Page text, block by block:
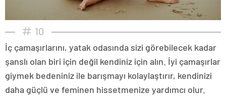
10
İç çamaşırlarını, yatak odasında sizi görebilecek kadar
şanslı olan biri için değil kendiniz için alın. İyi çamaşırlar
giymek bedeniniz ile barışmayı kolaylaştırır, kendinizi
daha güçlü ve feminen hissetmenize yardımcı olur.